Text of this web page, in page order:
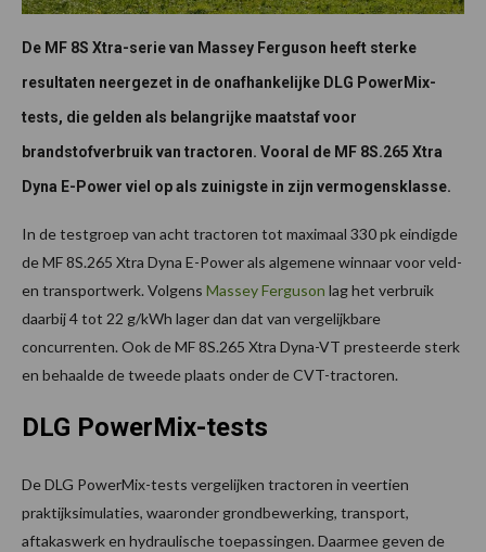
De MF 8S Xtra-serie van Massey Ferguson heeft sterke
resultaten neergezet in de onafhankelijke DLG PowerMix-
tests, die gelden als belangrijke maatstaf voor
brandstofverbruik van tractoren. Vooral de MF 8S.265 Xtra
Dyna E-Power viel op als zuinigste in zijn vermogensklasse.
In de testgroep van acht tractoren tot maximaal 330 pk eindigde
de MF 8S.265 Xtra Dyna E-Power als algemene winnaar voor veld-
en transportwerk. Volgens Massey Ferguson lag het verbruik
daarbij 4 tot 22 g/kWh lager dan dat van vergelijkbare
concurrenten. Ook de MF 8S.265 Xtra Dyna-VT presteerde sterk
en behaalde de tweede plaats onder de CVT-tractoren.
DLG PowerMix-tests
De DLG PowerMix-tests vergelijken tractoren in veertien
praktijksimulaties, waaronder grondbewerking, transport,
aftakaswerk en hydraulische toepassingen. Daarmee geven de